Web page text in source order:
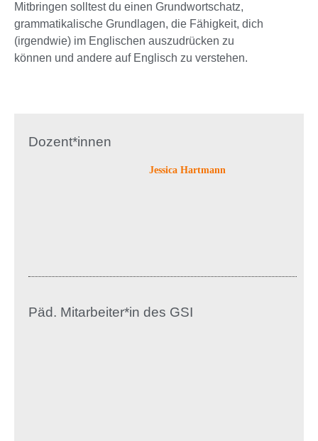
Mitbringen solltest du einen Grundwortschatz,
grammatikalische Grundlagen, die Fähigkeit, dich
(irgendwie) im Englischen auszudrücken zu
können und andere auf Englisch zu verstehen.
Dozent*innen
Jessica Hartmann
Päd. Mitarbeiter*in des GSI